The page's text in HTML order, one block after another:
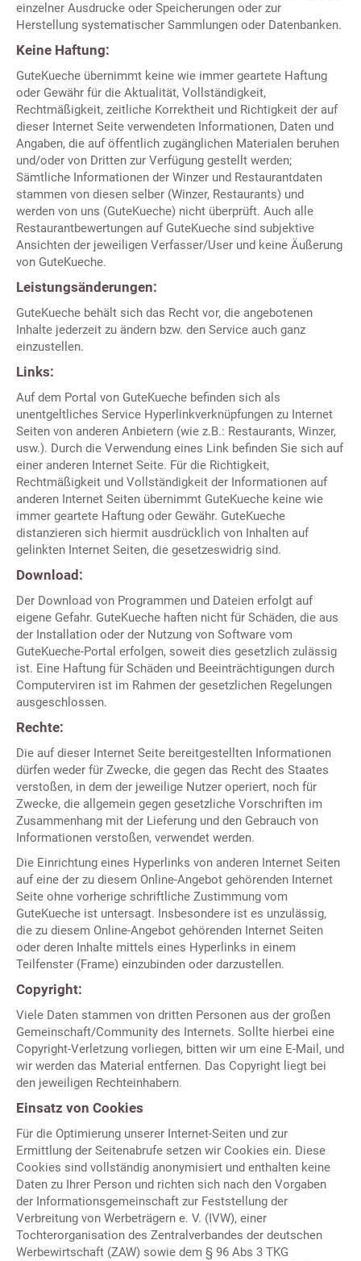
einzelner Ausdrucke oder Speicherungen oder zur
Herstellung systematischer Sammlungen oder Datenbanken.
Keine Haftung:
GuteKueche übernimmt keine wie immer geartete Haftung
oder Gewähr für die Aktualität, Vollständigkeit,
Rechtmäßigkeit, zeitliche Korrektheit und Richtigkeit der auf
dieser Internet Seite verwendeten Informationen, Daten und
Angaben, die auf öffentlich zugänglichen Materialen beruhen
und/oder von Dritten zur Verfügung gestellt werden;
Sämtliche Informationen der Winzer und Restaurantdaten
stammen von diesen selber (Winzer, Restaurants) und
werden von uns (GuteKueche) nicht überprüft. Auch alle
Restaurantbewertungen auf GuteKueche sind subjektive
Ansichten der jeweiligen Verfasser/User und keine Äußerung
von GuteKueche.
Leistungsänderungen:
GuteKueche behält sich das Recht vor, die angebotenen
Inhalte jederzeit zu ändern bzw. den Service auch ganz
einzustellen.
Links:
Auf dem Portal von GuteKueche befinden sich als
unentgeltliches Service Hyperlinkverknüpfungen zu Internet
Seiten von anderen Anbietern (wie z.B.: Restaurants, Winzer,
usw.). Durch die Verwendung eines Link befinden Sie sich auf
einer anderen Internet Seite. Für die Richtigkeit,
Rechtmäßigkeit und Vollständigkeit der Informationen auf
anderen Internet Seiten übernimmt GuteKueche keine wie
immer geartete Haftung oder Gewähr. GuteKueche
distanzieren sich hiermit ausdrücklich von Inhalten auf
gelinkten Internet Seiten, die gesetzeswidrig sind.
Download:
Der Download von Programmen und Dateien erfolgt auf
eigene Gefahr. GuteKueche haften nicht für Schäden, die aus
der Installation oder der Nutzung von Software vom
GuteKueche-Portal erfolgen, soweit dies gesetzlich zulässig
ist. Eine Haftung für Schäden und Beeinträchtigungen durch
Computerviren ist im Rahmen der gesetzlichen Regelungen
ausgeschlossen.
Rechte:
Die auf dieser Internet Seite bereitgestellten Informationen
dürfen weder für Zwecke, die gegen das Recht des Staates
verstoßen, in dem der jeweilige Nutzer operiert, noch für
Zwecke, die allgemein gegen gesetzliche Vorschriften im
Zusammenhang mit der Lieferung und den Gebrauch von
Informationen verstoßen, verwendet werden.
Die Einrichtung eines Hyperlinks von anderen Internet Seiten
auf eine der zu diesem Online-Angebot gehörenden Internet
Seite ohne vorherige schriftliche Zustimmung vom
GuteKueche ist untersagt. Insbesondere ist es unzulässig,
die zu diesem Online-Angebot gehörenden Internet Seiten
oder deren Inhalte mittels eines Hyperlinks in einem
Teilfenster (Frame) einzubinden oder darzustellen.
Copyright:
Viele Daten stammen von dritten Personen aus der großen
Gemeinschaft/Community des Internets. Sollte hierbei eine
Copyright-Verletzung vorliegen, bitten wir um eine E-Mail, und
wir werden das Material entfernen. Das Copyright liegt bei
den jeweiligen Rechteinhabern.
Einsatz von Cookies
Für die Optimierung unserer Internet-Seiten und zur
Ermittlung der Seitenabrufe setzen wir Cookies ein. Diese
Cookies sind vollständig anonymisiert und enthalten keine
Daten zu Ihrer Person und richten sich nach den Vorgaben
der Informationsgemeinschaft zur Feststellung der
Verbreitung von Werbeträgern e. V. (IVW), einer
Tochterorganisation des Zentralverbandes der deutschen
Werbewirtschaft (ZAW) sowie dem § 96 Abs 3 TKG